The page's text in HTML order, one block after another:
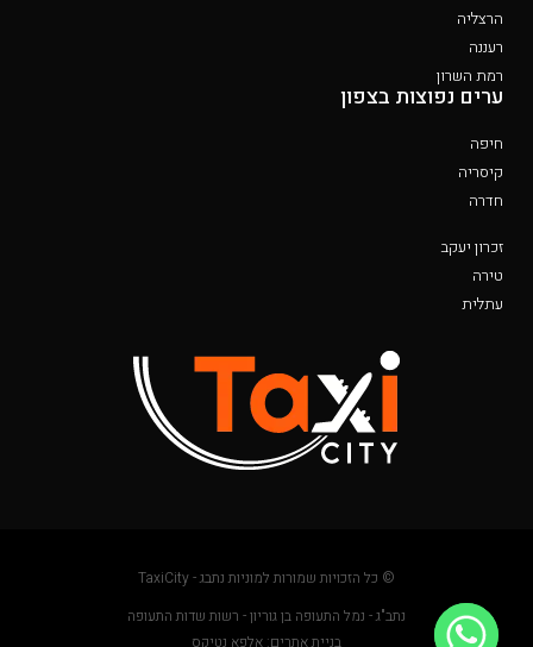
הרצליה
רעננה
רמת השרון
ערים נפוצות בצפון
חיפה
קיסריה
חדרה
זכרון יעקב
טירה
עתלית
© כל הזכויות שמורות למוניות נתבג - TaxiCity
נתב"ג - נמל התעופה בן גוריון - רשות שדות התעופה
בניית אתרים: אלפא נטיקס